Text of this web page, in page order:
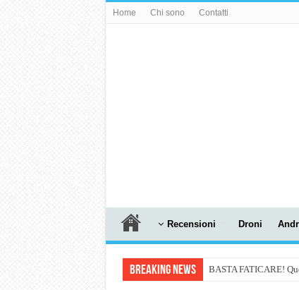
Home Chi sono Contatti
Recensioni Droni
Breaking News BASTA FATICARE!